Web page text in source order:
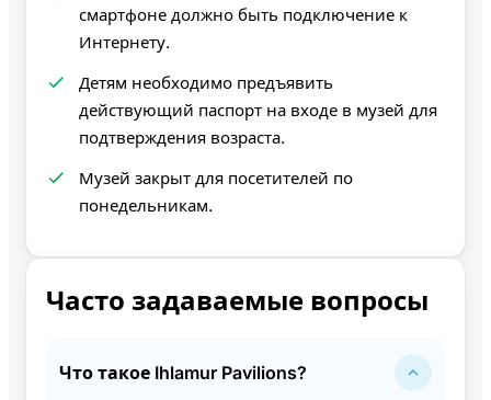
смартфоне должно быть подключение к
Интернету.
Детям необходимо предъявить
действующий паспорт на входе в музей для
подтверждения возраста.
Музей закрыт для посетителей по
понедельникам.
Часто задаваемые вопросы
Что такое Ihlamur Pavilions?